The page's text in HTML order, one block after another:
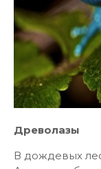
Древолазы
В дождевых